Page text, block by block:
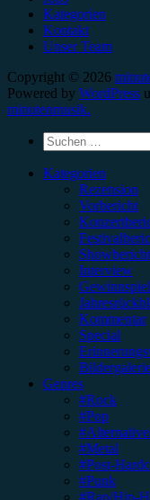
Kategorien
Kontakt
Unser Team
Copyright © 2026
Powered by WordPress
minutenmusik.
Suchen
nach:
Kategorien
Rezension
Vorbericht
Showbericht
Interview
Gewinnspiel
Kommentar
Special
Genres
#Rock
#Pop
#Metal
#Post-
#Punk
#Rap/Hip-